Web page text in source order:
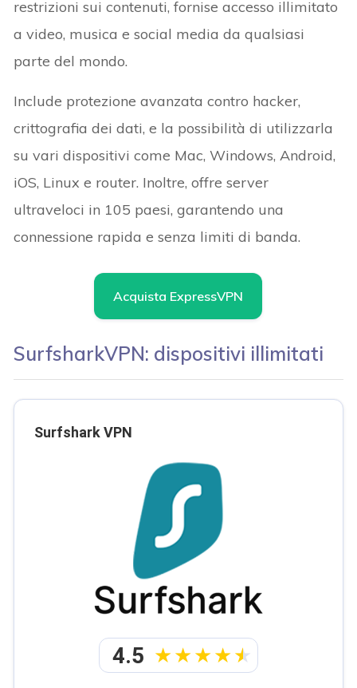
restrizioni sui contenuti, fornise accesso illimitato
a video, musica e social media da qualsiasi
parte del mondo.
Include protezione avanzata contro hacker,
crittografia dei dati, e la possibilità di utilizzarla
su vari dispositivi come Mac, Windows, Android,
iOS, Linux e router. Inoltre, offre server
ultraveloci in 105 paesi, garantendo una
connessione rapida e senza limiti di banda.
Acquista ExpressVPN
SurfsharkVPN: dispositivi illimitati
Surfshark VPN
4.5